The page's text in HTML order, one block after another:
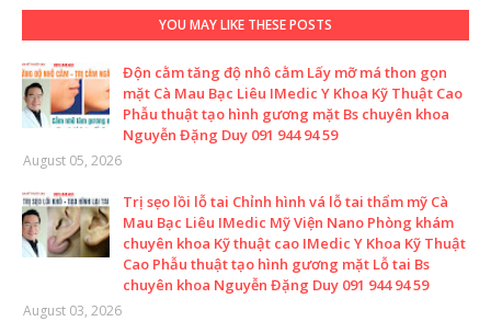
YOU MAY LIKE THESE POSTS
Độn cằm tăng độ nhô cằm Lấy mỡ má thon gọn
mặt Cà Mau Bạc Liêu IMedic Y Khoa Kỹ Thuật Cao
Phẫu thuật tạo hình gương mặt Bs chuyên khoa
Nguyễn Đặng Duy 091 944 94 59
August 05, 2026
Trị sẹo lồi lỗ tai Chỉnh hình vá lỗ tai thẩm mỹ Cà
Mau Bạc Liêu IMedic Mỹ Viện Nano Phòng khám
chuyên khoa Kỹ thuật cao IMedic Y Khoa Kỹ Thuật
Cao Phẫu thuật tạo hình gương mặt Lỗ tai Bs
chuyên khoa Nguyễn Đặng Duy 091 944 94 59
August 03, 2026